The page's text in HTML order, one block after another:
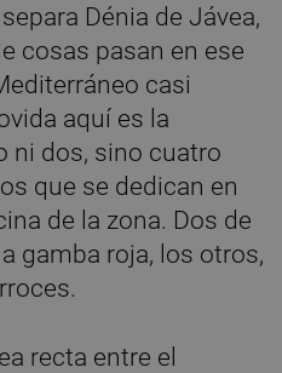
Dénia de Jávea,
cosas pasan en ese
casi
aquí es la
ni dos, sino cuatro
que se dedican en
de la zona. Dos de
gamba roja, los otros,
recta entre el